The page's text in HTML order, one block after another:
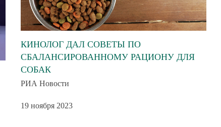
КИНОЛОГ ДАЛ СОВЕТЫ ПО
СБАЛАНСИРОВАННОМУ РАЦИОНУ ДЛЯ
СОБАК
РИА Новости
19 ноября 2023